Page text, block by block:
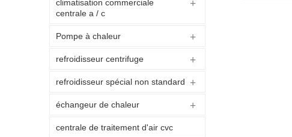
climatisation commerciale
centrale a / c
Pompe à chaleur
refroidisseur centrifuge
refroidisseur spécial non standard
échangeur de chaleur
centrale de traitement d'air cvc